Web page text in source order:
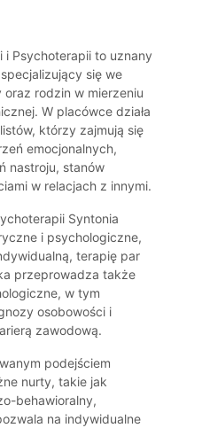
i Psychoterapii to uznany
się we
oraz rodzin w mierzeniu
W placówce działa
którzy zajmują się
emocjonalnych,
nastroju, stanów
w relacjach z innymi.
Syntonia
i psychologiczne,
terapię par
przeprowadza także
w tym
osobowości i
zawodową.
podejściem
nurty, takie jak
behawioralny,
na indywidualne